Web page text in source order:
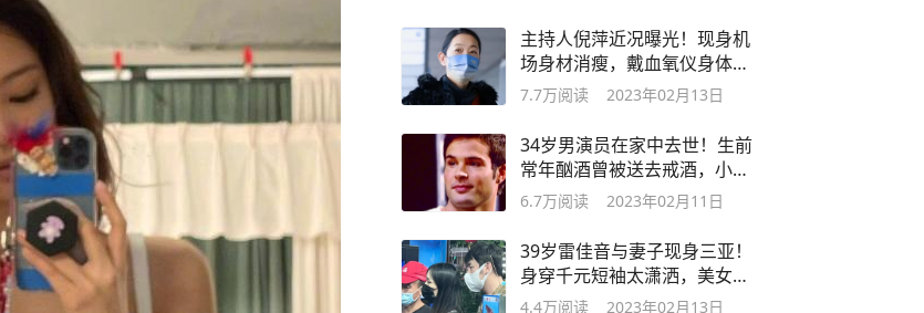
主持人倪萍近况曝光！现身机
场身材消瘦，戴血氧仪身体状
况引担忧
7.7万阅读 2023年02月13日
34岁男演员在家中去世！生前
常年酗酒曾被送去戒酒，小儿
子才1岁
6.7万阅读 2023年02月11日
39岁雷佳音与妻子现身三亚！
身穿千元短袖太潇洒，美女老
婆身材好
4.4万阅读 2023年02月13日